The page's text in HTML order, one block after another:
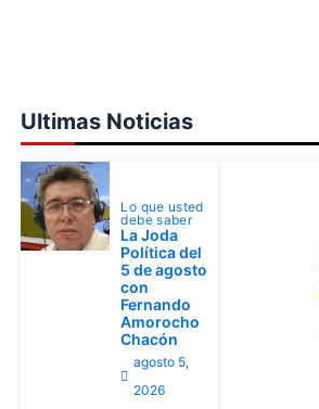
Ultimas Noticias
Lo que usted
debe saber
La Joda
Política del
5 de agosto
con
Fernando
Amorocho
Chacón
agosto 5,
2026